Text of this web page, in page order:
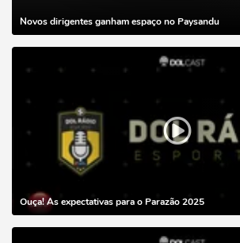
Novos dirigentes ganham espaço no Paysandu
Ouça! As expectativas para o Parazão 2025